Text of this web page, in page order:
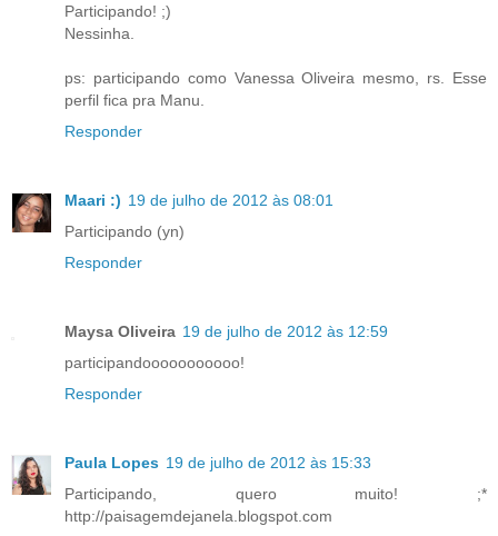
Participando! ;)
Nessinha.
ps: participando como Vanessa Oliveira mesmo, rs. Esse
perfil fica pra Manu.
Responder
Maari :) 19 de julho de 2012 às 08:01
Participando (yn)
Responder
Maysa Oliveira 19 de julho de 2012 às 12:59
participandooooooooooo!
Responder
Paula Lopes 19 de julho de 2012 às 15:33
Participando, quero muito! ;*
http://paisagemdejanela.blogspot.com